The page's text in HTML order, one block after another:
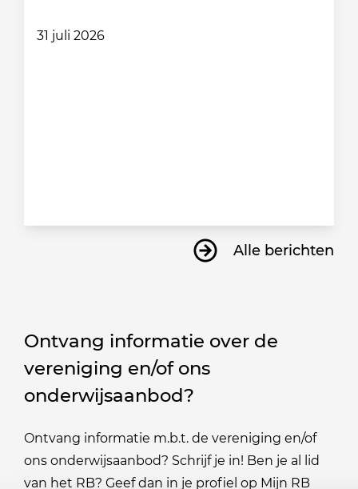
31 juli 2026
Alle berichten
Ontvang informatie over de
vereniging en/of ons
onderwijsaanbod?
Ontvang informatie m.b.t. de vereniging en/of
ons onderwijsaanbod? Schrijf je in! Ben je al lid
van het RB? Geef dan in je profiel op Mijn RB